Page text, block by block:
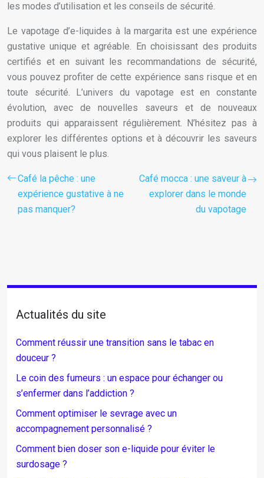
les modes d’utilisation et les conseils de sécurité.
Le vapotage d’e-liquides à la margarita est une expérience
gustative unique et agréable. En choisissant des produits
certifiés et en suivant les recommandations de sécurité,
vous pouvez profiter de cette expérience sans risque et en
toute sécurité. L’univers du vapotage est en constante
évolution, avec de nouvelles saveurs et de nouveaux
produits qui apparaissent régulièrement. N’hésitez pas à
explorer les différentes options et à découvrir les saveurs
qui vous plaisent le plus.
Café la pêche : une
expérience gustative à ne
pas manquer?
Café mocca : une saveur à
explorer dans le monde
du vapotage
Actualités du site
Comment réussir une transition sans le tabac en
douceur ?
Le coin des fumeurs : un espace pour échanger ou
s’enfermer dans l’addiction ?
Comment optimiser le sevrage avec un
accompagnement personnalisé ?
Comment bien doser son e-liquide pour éviter le
surdosage ?